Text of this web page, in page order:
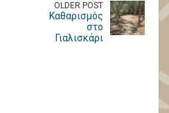
OLDER POST
Καθαρισμός
στο
Γιαλισκάρι